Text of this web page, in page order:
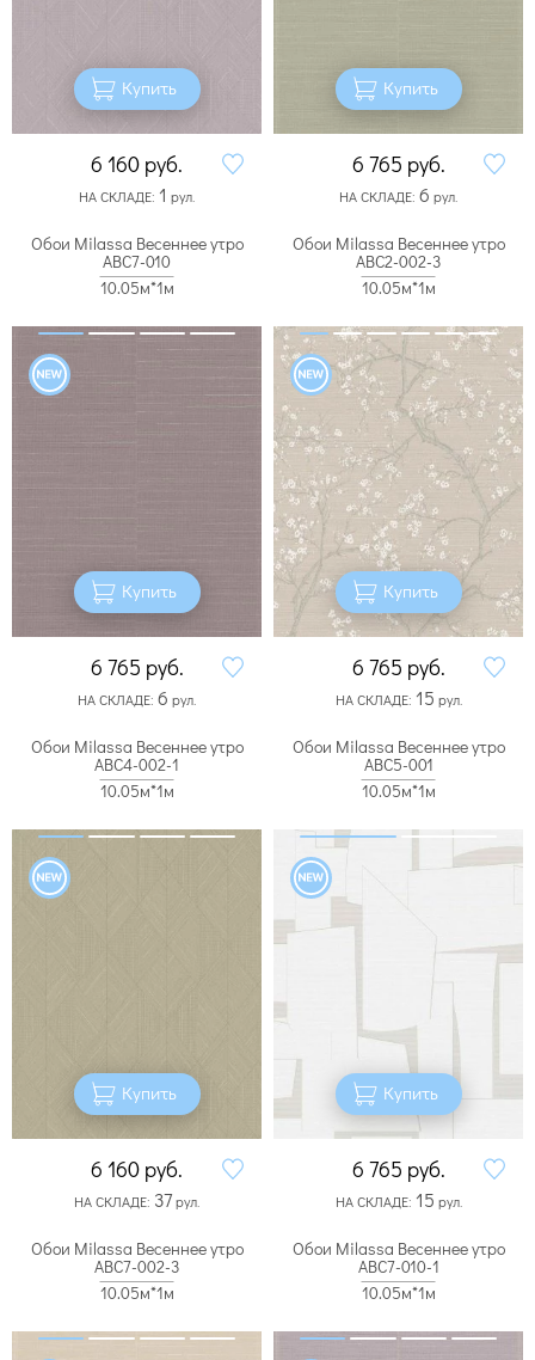
Купить
6 160 руб.
НА СКЛАДЕ: 1 рул.
Купить
6 765 руб.
НА СКЛАДЕ: 6 рул.
Обои Milassa Весеннее утро
ABC7-010
10.05м*1м
Купить
6 765 руб.
НА СКЛАДЕ: 6 рул.
Обои Milassa Весеннее утро
ABC2-002-3
10.05м*1м
Купить
6 765 руб.
НА СКЛАДЕ: 15 рул.
Обои Milassa Весеннее утро
ABC4-002-1
10.05м*1м
Купить
6 160 руб.
НА СКЛАДЕ: 37рул.
Обои Milassa Весеннее утро
ABC5-001
10.05м*1м
Купить
6 765 руб.
НА СКЛАДЕ: 15 рул.
Обои Milassa Весеннее утро
ABC7-002-3
10.05м*1м
Обои Milassa Весеннее утро
ABC7-010-1
10.05м*1м